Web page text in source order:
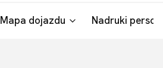
Mapa dojazdu Nadruki